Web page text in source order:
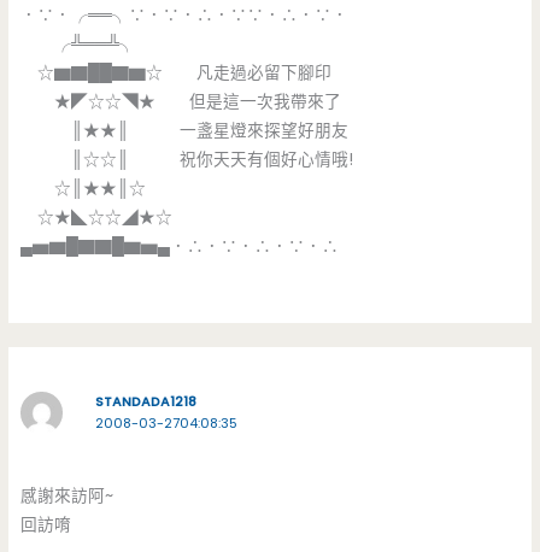
．∵．╭══╮∵．∵．∴．∵∵．∴．∵．
╭╩══╩╮
☆▆▇██▇▆☆ 凡走過必留下腳印
★◤☆☆◥★ 但是這一次我帶來了
║★★║ 一盞星燈來探望好朋友
║☆☆║ 祝你天天有個好心情哦!
☆║★★║☆
☆★◣☆☆◢★☆
▄▅▆█▇▇█▆▅▄．∴．∵．∴．∵．∴
STANDADA1218
2008-03-2704:08:35
感謝來訪阿~
回訪唷